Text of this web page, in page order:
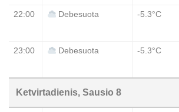
22:00 Debesuota -5.3°C
23:00 Debesuota -5.3°C
Ketvirtadienis, Sausio 8